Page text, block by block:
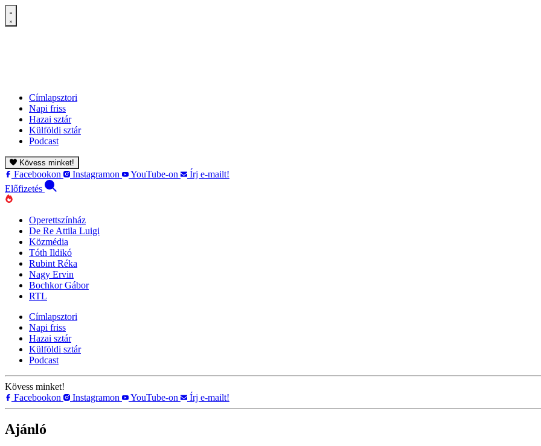
Címlapsztori
Napi friss
Hazai sztár
Külföldi sztár
Podcast
Kövess minket!
Facebookon Instagramon YouTube-on
Írj e-mailt!
Előfizetés
Operettszínház
De Re Attila Luigi
Közmédia
Tóth Ildikó
Rubint Réka
Nagy Ervin
Bochkor Gábor
RTL
Címlapsztori
Napi friss
Hazai sztár
Külföldi sztár
Podcast
Kövess minket!
Facebookon
Instagramon YouTube-on Írj e-mailt!
Ajánló